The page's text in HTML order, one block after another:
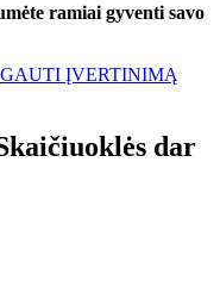
ramiai gyventi savo
GAUTI ĮVERTINIMĄ
dar